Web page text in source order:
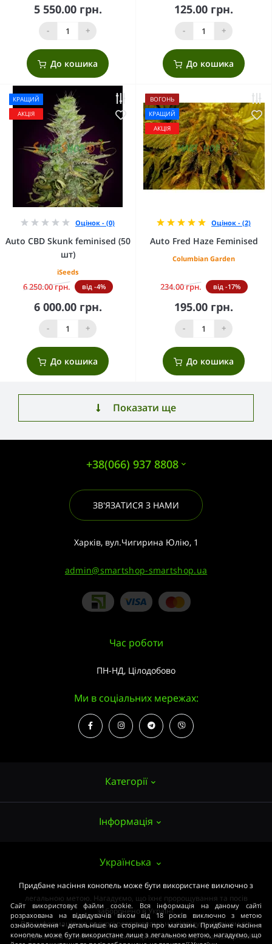
5 550.00 грн.
- +
До кошика
125.00 грн.
- +
До кошика
КРАЩИЙ
АКЦІЯ
Оцінок - (0)
Auto CBD Skunk feminised (50
шт)
iSeeds
6 250.00 грн. від -4%
6 000.00 грн.
- +
До кошика
ВОГОНЬ
КРАЩИЙ
АКЦІЯ
Оцінок - (2)
Auto Fred Haze Feminised
Columbian Garden
234.00 грн. від -17%
195.00 грн.
- +
До кошика
Показати ще
+38(066) 937 8808
ЗВ'ЯЗАТИСЯ З НАМИ
Харків, вул.Чигирина Юлію, 1
admin@smartshop-smartshop.ua
Категорії
Потужні сорти
Медичні сорти
Початківцям
Інформація
Публічний договір (ОФЕРТА)
Оплата та доставка
Умови угоди
Час роботи
ПН-НД, Цілодобово
Ми в соціальних мережах:
Українська
Придбане насіння конопель може бути використане виключно з
легальною метою. Нагадуємо, що їхнє пророщування та посів
заборонено в Україні.
Вся інформація на ресурсі розрахована на відвідувачів віком від
18 років та в ознайомлювальних цілях. smartshop-smartshop.ua®
Сайт використовує файли cookie. Вся інформація на даному сайті
розрахована на відвідувачів віком від 18 років виключно з метою
ознайомлення - детальніше на сторінці про магазин. Придбане насіння
конопель може бути використане лише з легальною метою, нагадуємо, що